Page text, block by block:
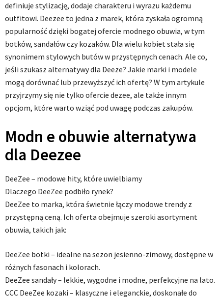
definiuje stylizację, dodaje charakteru i wyrazu każdemu
outfitowi. Deezee to jedna z marek, która zyskała ogromną
popularność dzięki bogatej ofercie modnego obuwia, w tym
botków, sandałów czy kozaków. Dla wielu kobiet stała się
synonimem stylowych butów w przystępnych cenach. Ale co,
jeśli szukasz alternatywy dla Deeze? Jakie marki i modele
mogą dorównać lub przewyższyć ich ofertę? W tym artykule
przyjrzymy się nie tylko ofercie dezee, ale także innym
opcjom, które warto wziąć pod uwagę podczas zakupów.
Modn e obuwie alternatywa
dla Deezee
DeeZee – modowe hity, które uwielbiamy
Dlaczego DeeZee podbiło rynek?
DeeZee to marka, która świetnie łączy modowe trendy z
przystępną ceną. Ich oferta obejmuje szeroki asortyment
obuwia, takich jak:
DeeZee botki – idealne na sezon jesienno-zimowy, dostępne w
różnych fasonach i kolorach.
DeeZee sandały – lekkie, wygodne i modne, perfekcyjne na lato.
CCC DeeZee kozaki – klasyczne i eleganckie, doskonałe do